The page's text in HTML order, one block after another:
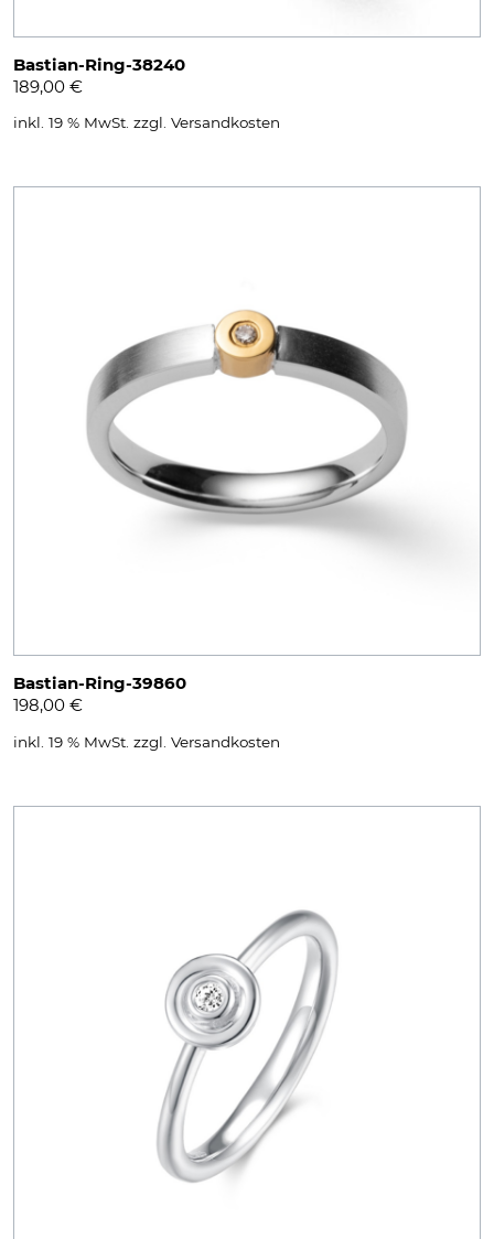
Bastian-Ring-38240
189,00 €
inkl. 19 % MwSt. zzgl. Versandkosten
Bastian-Ring-39860
198,00 €
inkl. 19 % MwSt. zzgl. Versandkosten